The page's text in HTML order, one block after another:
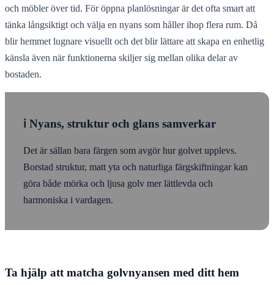
och möbler över tid. För öppna planlösningar är det ofta smart att
tänka långsiktigt och välja en nyans som håller ihop flera rum. Då
blir hemmet lugnare visuellt och det blir lättare att skapa en enhetlig
känsla även när funktionerna skiljer sig mellan olika delar av
bostaden.
ℹ️ Nyans, struktur och glans samverkar
Det är sällan bara färgen som avgör hur golvet upplevs.
Borstad struktur, matt yta och naturliga färgskiftningar kan
göra både mörka och ljusa golv mer lättlevda och
harmoniska i vardagen.
Ta hjälp att matcha golvnyansen med ditt hem